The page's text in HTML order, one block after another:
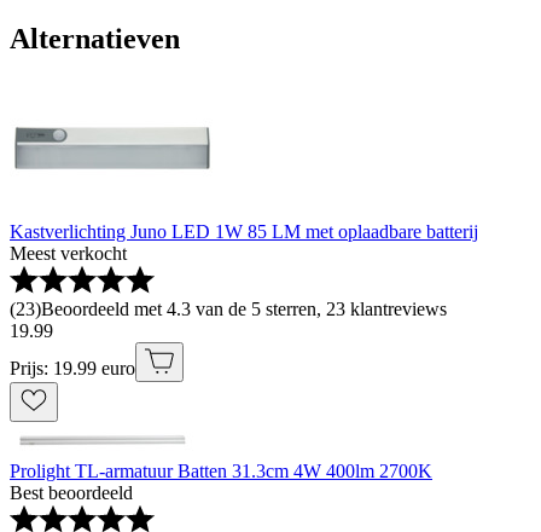
Alternatieven
Kastverlichting Juno LED 1W 85 LM met oplaadbare batterij
Meest verkocht
(23)Beoordeeld met 4.3 van de 5 sterren, 23 klantreviews
19.99
Prijs: 19.99 euro
Prolight TL-armatuur Batten 31.3cm 4W 400lm 2700K
Best beoordeeld